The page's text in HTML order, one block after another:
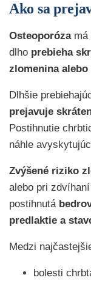
Ako sa
Osteoporóza má
dlho prebieha
zlomenina
Dlhšie
prejavuje
Postihnutie
náhle
Zvýšené riziko
alebo pri
postihnutá
predlaktie a
Medzi
bolesti